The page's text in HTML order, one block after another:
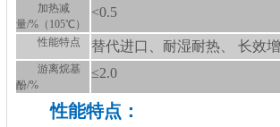
加热减
量/%（105℃）
<0.5
性能特点 替代进口、耐湿耐热、 长效
游离烷基
酚/%
≤2.0
性能特点：